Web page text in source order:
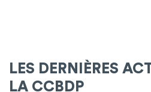
LES DERNIÈRES
LA CCBDP